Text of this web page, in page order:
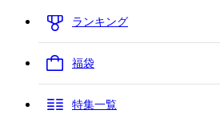
ランキング
福袋
特集一覧